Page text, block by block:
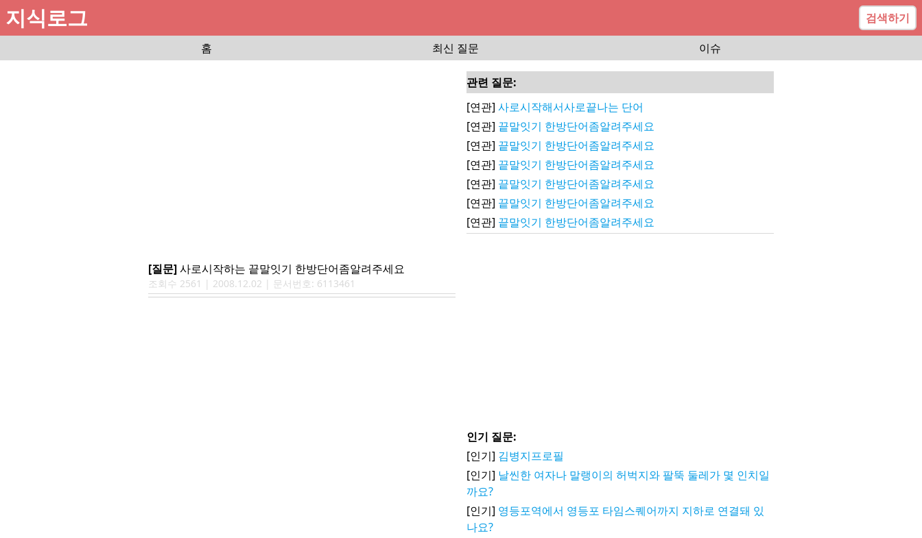
지식로그
검색하기
홈
최신 질문 이슈
[질문]사로시작하는 끝말잇기 한방단어좀알려주세요
조회수 2561 | 2008.12.02 | 문서번호: 6113461
관련 질문:
[연관] 사로시작해서사로끝나는 단어
[연관] 끝말잇기 한방단어좀알려주세요
[연관] 끝말잇기 한방단어좀알려주세요
[연관] 끝말잇기 한방단어좀알려주세요
[연관] 끝말잇기 한방단어좀알려주세요
[연관] 끝말잇기 한방단어좀알려주세요
[연관] 끝말잇기 한방단어좀알려주세요
인기 질문:
[인기] 김병지프로필
[인기] 날씬한 여자나 말랭이의 허벅지와 팔뚝 둘레가 몇 인치일
까요?
[인기] 영등포역에서 영등포 타임스퀘어까지 지하로 연결돼 있
나요?